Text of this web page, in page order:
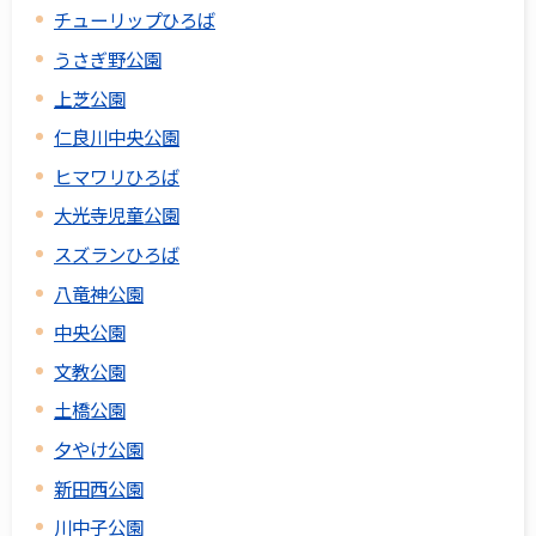
チューリップひろば
うさぎ野公園
上芝公園
仁良川中央公園
ヒマワリひろば
大光寺児童公園
スズランひろば
八竜神公園
中央公園
文教公園
土橋公園
夕やけ公園
新田西公園
川中子公園